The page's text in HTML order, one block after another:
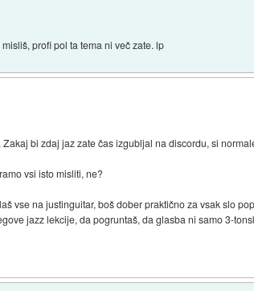
profi pol ta tema ni več zate. lp
bi zdaj jaz zate čas izgubljal na discordu, si
vsi isto misliti, ne?
vse na justinguitar, boš dober praktično za vsak slo
jazz lekcije, da pogruntaš, da glasba ni samo 3-